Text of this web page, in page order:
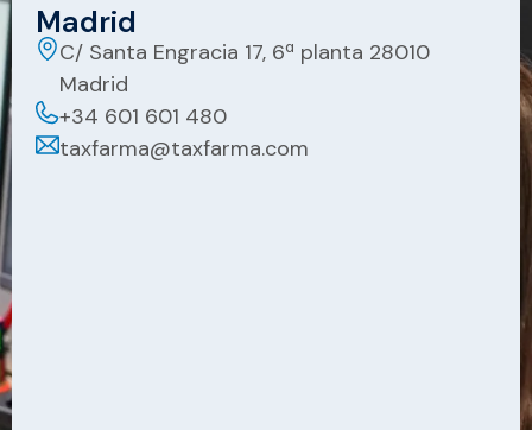
Madrid
C/ Santa Engracia 17, 6ª planta 28010
Madrid
+34 601 601 480
taxfarma@taxfarma.com